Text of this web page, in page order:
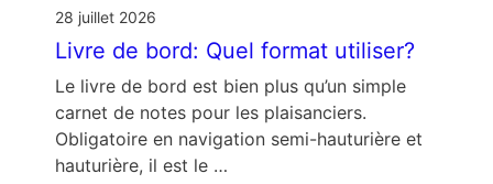
28 juillet 2026
Livre de bord: Quel format utiliser?
Le livre de bord est bien plus qu’un simple
carnet de notes pour les plaisanciers.
Obligatoire en navigation semi-hauturière et
hauturière, il est le …